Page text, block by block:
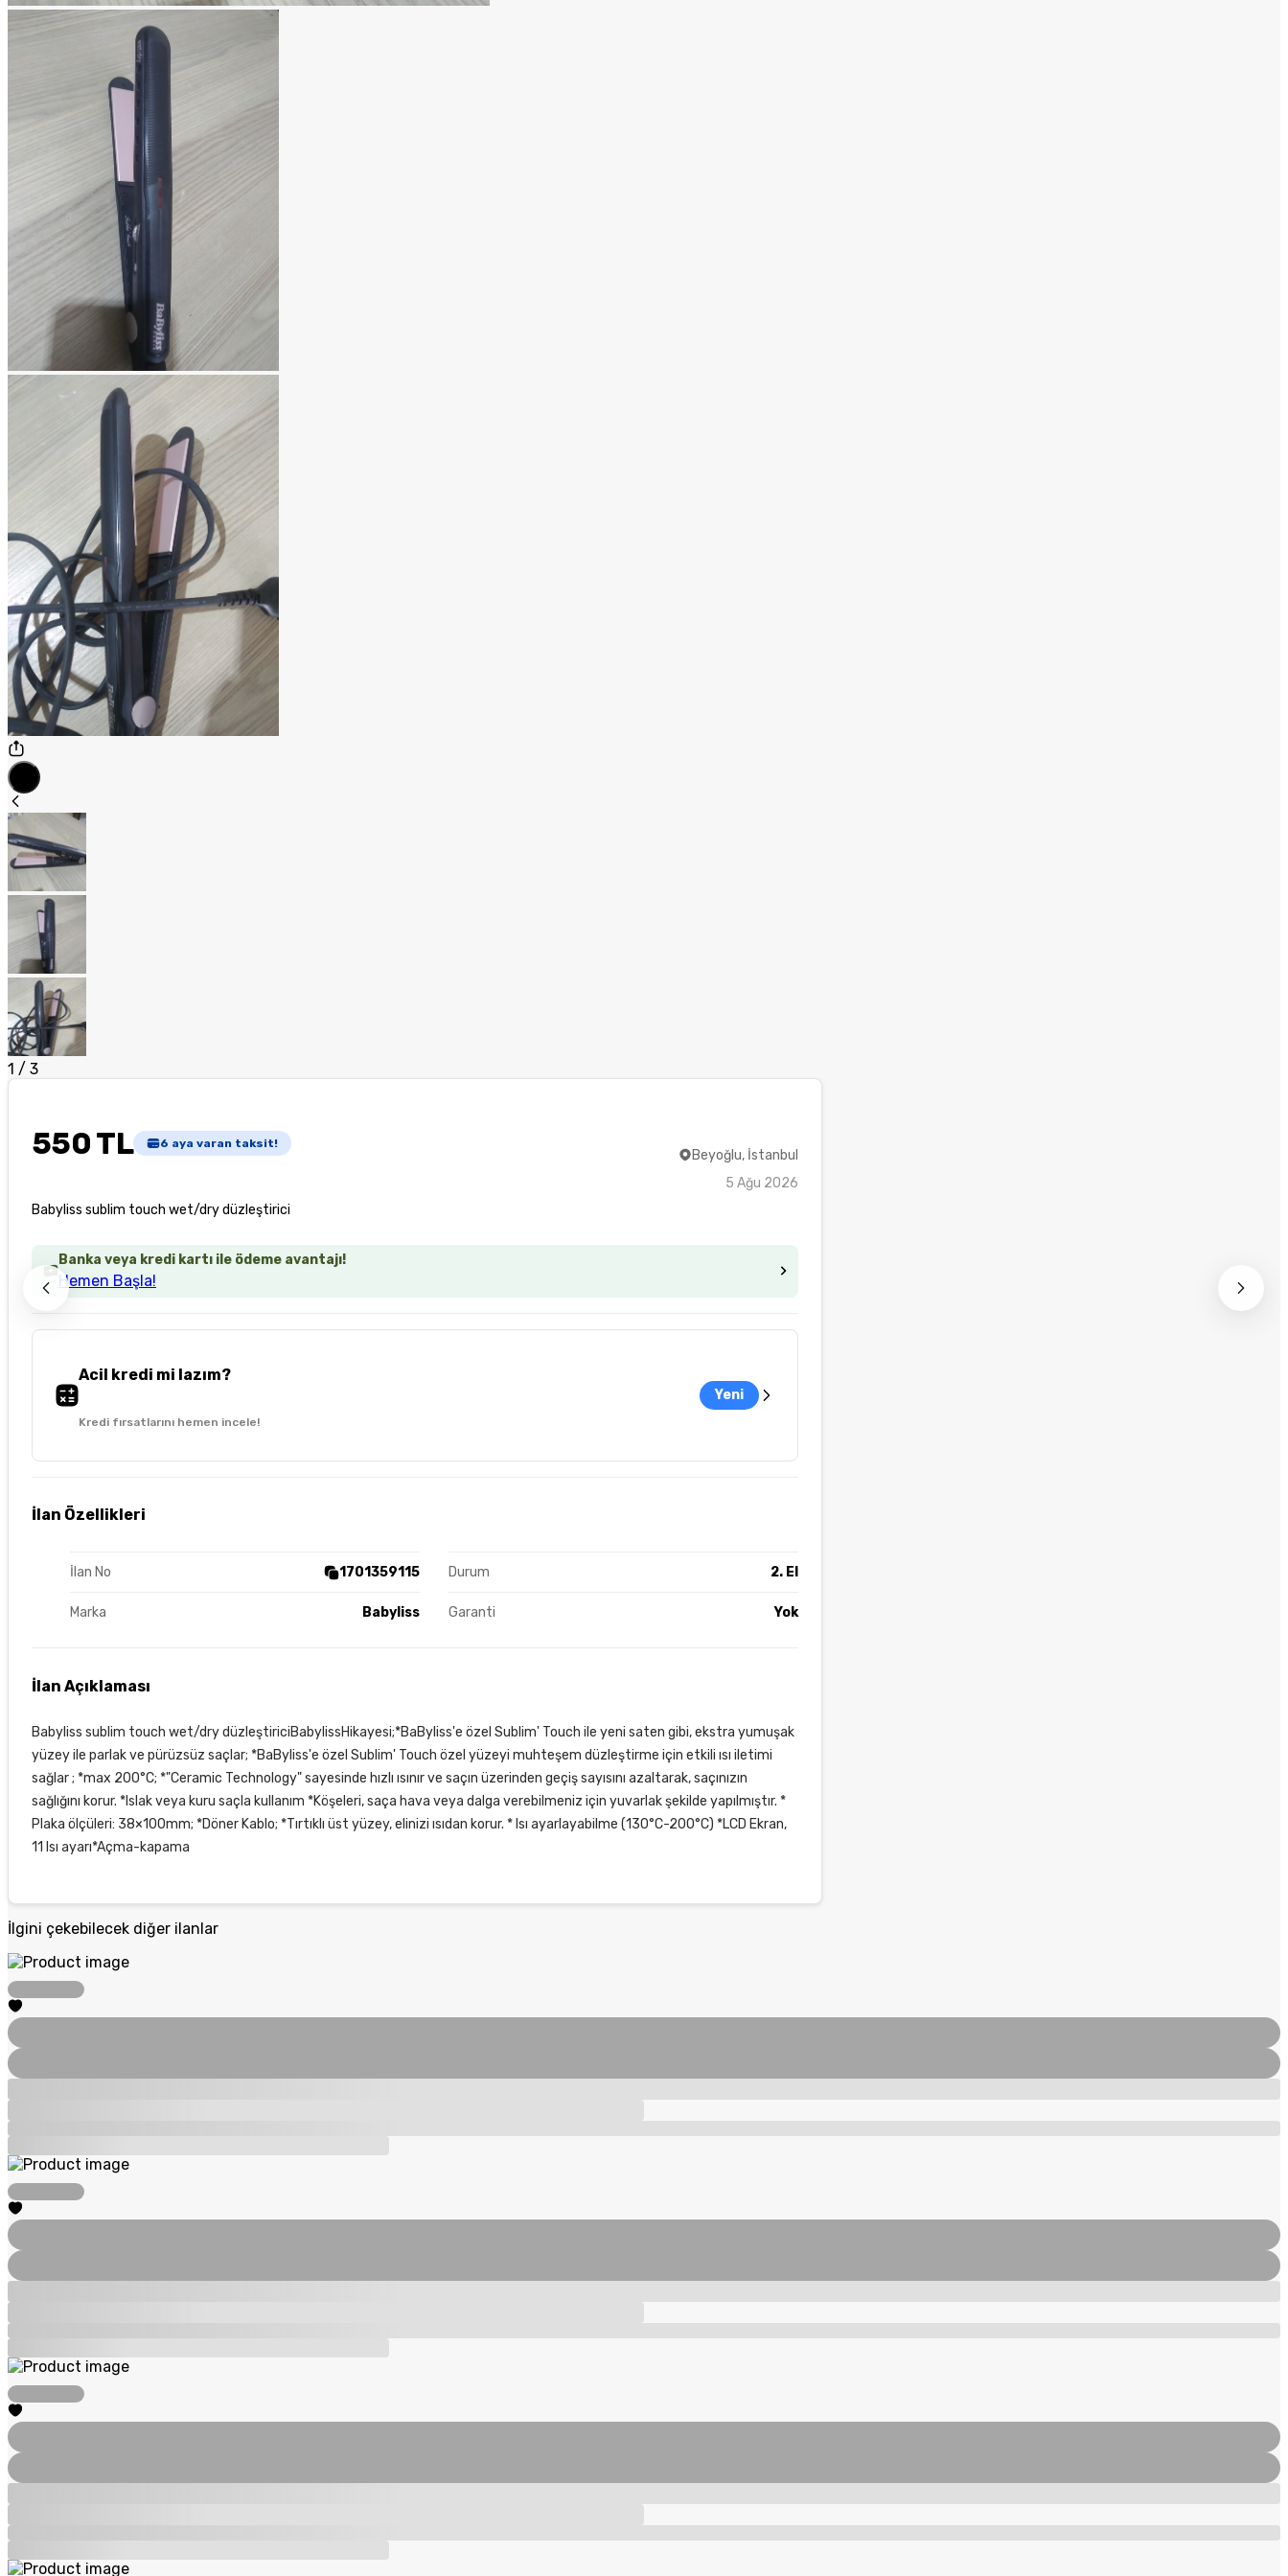
1 / 3
550 TL 6 aya varan taksit!
Babyliss sublim touch wet/dry düzleştirici
Beyoğlu, İstanbul
5 Ağu 2026
Banka veya kredi kartı ile ödeme avantajı!
Hemen Başla!
Acil kredi mi lazım?
Kredi fırsatlarını hemen incele!
Yeni
İlan Özellikleri
İlan No 1701359115 Durum 2. El
Marka Babyliss Garanti Yok
İlan Açıklaması
Babyliss sublim touch wet/dry düzleştiriciBabylissHikayesi;*BaByliss'e özel Sublim' Touch ile yeni saten gibi, ekstra yumuşak
yüzey ile parlak ve pürüzsüz saçlar; *BaByliss'e özel Sublim' Touch özel yüzeyi muhteşem düzleştirme için etkili ısı iletimi
sağlar ; *max 200°C; *"Ceramic Technology" sayesinde hızlı ısınır ve saçın üzerinden geçiş sayısını azaltarak, saçınızın
sağlığını korur. *Islak veya kuru saçla kullanım *Köşeleri, saça hava veya dalga verebilmeniz için yuvarlak şekilde yapılmıştır. *
Plaka ölçüleri: 38×100mm; *Döner Kablo; *Tırtıklı üst yüzey, elinizi ısıdan korur. * Isı ayarlayabilme (130°C-200°C) *LCD Ekran,
11 Isı ayarı*Açma-kapama
İlgini çekebilecek diğer ilanlar